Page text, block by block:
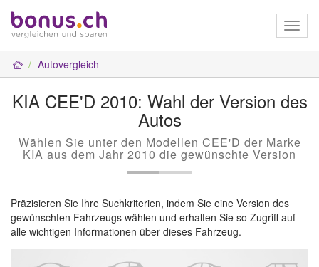
Autovergleich
KIA CEE'D 2010: Wahl der Version des
Autos
Wählen Sie unter den Modellen CEE'D der Marke
KIA aus dem Jahr 2010 die gewünschte Version
Präzisieren Sie Ihre Suchkriterien, indem Sie eine Version des
gewünschten Fahrzeugs wählen und erhalten Sie so Zugriff auf
alle wichtigen Informationen über dieses Fahrzeug.